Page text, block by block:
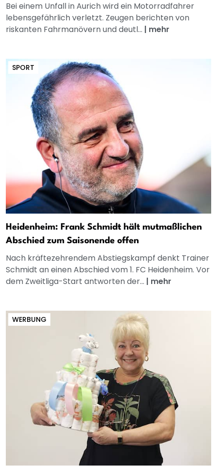
Bei einem Unfall in Aurich wird ein Motorradfahrer
lebensgefährlich verletzt. Zeugen berichten von
riskanten Fahrmanövern und deutl... | mehr
SPORT
Heidenheim: Frank Schmidt hält mutmaßlichen
Abschied zum Saisonende offen
Nach kräftezehrendem Abstiegskampf denkt Trainer
Schmidt an einen Abschied vom 1. FC Heidenheim. Vor
dem Zweitliga-Start antworten der... | mehr
WERBUNG